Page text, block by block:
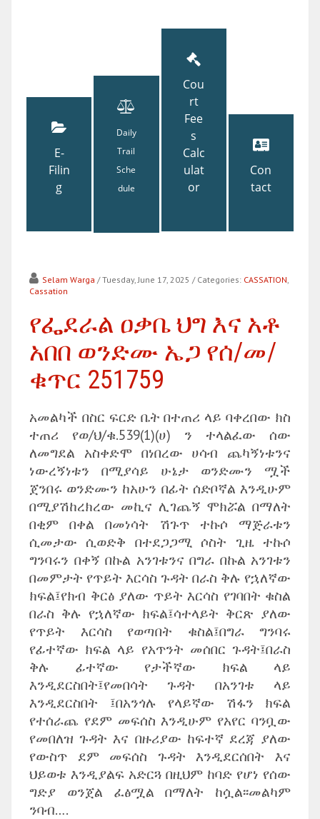
E-
Filin
g
Daily
Trail
Sche
dule
Cou
rt
Fee
s
Calc
ulat
or
Con
tact
Selam Warga / Tuesday, June 17, 2025 / Categories: CASSATION,
Cassation
የፌደራል ዐቃቤ ህግ እና አቶ
አበበ ወንድሙ ኤጋ የሰ/መ/
ቁጥር 251759
አመልካች በስር ፍርድ ቤት በተጠሪ ላይ ባቀረበው ክስ
ተጠሪ የወ/ህ/ቁ.539(1)(ሀ) ን ተላልፈው ሰው
ለመግደል አስቀድሞ በነበረው ሀሳብ ጨካኝነቱንና
ነውረኝነቱን በሚያሳይ ሁኔታ ወንድሙን ሟች
ጀንበሩ ወንድሙን ከአሁን በፊት ሰድቦኛል እንዲሁም
በሚያሽከረክረው መኪና ሊገጨኝ ሞክሯል በማለት
በቂም በቀል በመነሳት ሽጉጥ ተኩሶ ማጅራቱን
ሲመታው ሲወድቅ በተደጋጋሚ ሶስት ጊዜ ተኩሶ
ግንባሩን በቀኝ በኩል አንገቱንና በግራ በኩል አንገቱን
በመምታት የጥይት እርሳስ ጉዳት በራስ ቅሉ የኋለኛው
ክፍል፤የክብ ቅርፅ ያለው ጥይት እርሳስ የገባበት ቁስል
በራስ ቅሉ የኋለኛው ክፍል፤ሳተላይት ቅርጽ ያለው
የጥይት እርሳስ የወጣበት ቁስል፤በግራ ግንባሩ
የፊተኛው ክፍል ላይ የአጥንት መሰበር ጉዳት፤በራስ
ቅሉ ፊተኛው የታችኛው ክፍል ላይ
እንዲደርስበት፤የመበሳት ጉዳት በአንገቱ ላይ
እንዲደርስበት ፤በአንጎሉ የላይኛው ሽፋን ክፍል
የተሰራጨ የደም መፍሰስ እንዲሁም የአየር ባንቧው
የመበለዝ ጉዳት እና በዙሪያው ከፍተኛ ደረጃ ያለው
የውስጥ ደም መፍሰስ ጉዳት እንዲደርሰበት እና
ህይወቱ እንዲያልፍ አድርጓ በዚህም ከባድ የሆነ የሰው
ግድያ ወንጀል ፈፅሟል በማለት ከሷል፡፡መልካም
ንባብ….